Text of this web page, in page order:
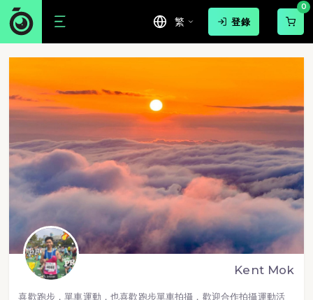
繁 登錄
0
Kent Mok
喜歡跑步，單車運動，也喜歡跑步單車拍攝，歡迎合作拍攝運動活